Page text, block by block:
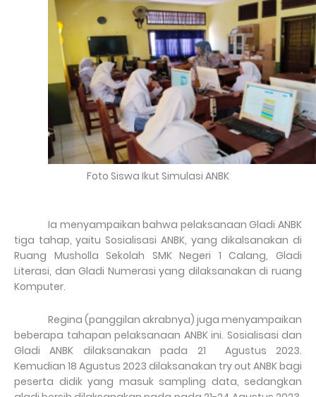
Foto Siswa Ikut Simulasi ANBK
Ia menyampaikan bahwa pelaksanaan Gladi ANBK
tiga tahap, yaitu Sosialisasi ANBK, yang dikalsanakan di
Ruang Musholla Sekolah SMK Negeri 1 Calang, Gladi
Literasi, dan Gladi Numerasi yang dilaksanakan di ruang
Komputer.
Regina (panggilan akrabnya) juga menyampaikan
beberapa tahapan pelaksanaan ANBK ini. Sosialisasi dan
Gladi ANBK dilaksanakan pada 21 Agustus 2023.
Kemudian 18 Agustus 2023 dilaksanakan try out ANBK bagi
peserta didik yang masuk sampling data, sedangkan